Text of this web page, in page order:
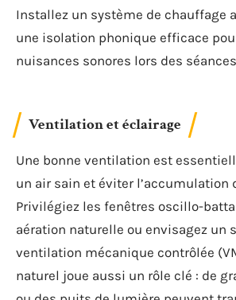
Installez un système de chauffage
une isolation phonique efficace
nuisances sonores lors des
Ventilation et éclairage
Une bonne ventilation est
un air sain et éviter l’accumulation
Privilégiez les fenêtres oscillo-
aération naturelle ou envisagez un
ventilation mécanique contrôlée
naturel joue aussi un rôle clé : de